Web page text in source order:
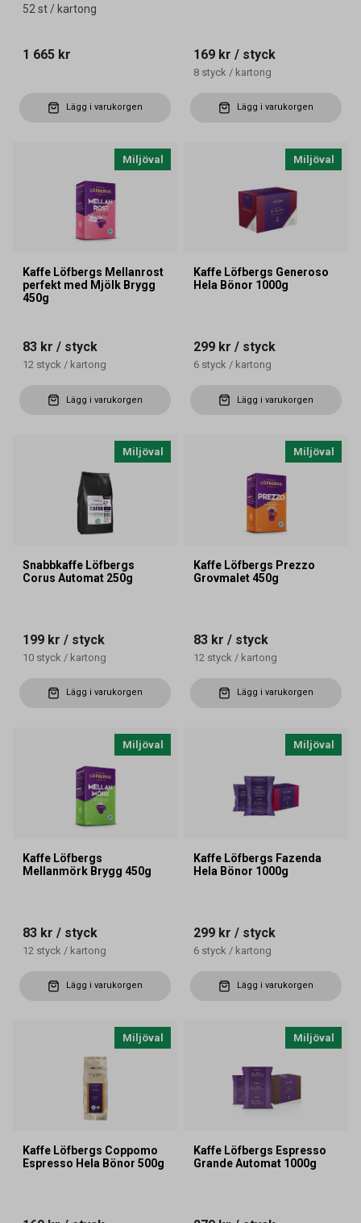
52 st / kartong
1 665 kr
Lägg i varukorgen
169 kr / styck
8 styck / kartong
Lägg i varukorgen
Miljöval
Kaffe Löfbergs Mellanrost
perfekt med Mjölk Brygg
450g
83 kr / styck
12 styck / kartong
Lägg i varukorgen
Miljöval
Kaffe Löfbergs Generoso
Hela Bönor 1000g
299 kr / styck
6 styck / kartong
Lägg i varukorgen
Miljöval
Snabbkaffe Löfbergs
Corus Automat 250g
199 kr / styck
10 styck / kartong
Lägg i varukorgen
Miljöval
Kaffe Löfbergs Prezzo
Grovmalet 450g
83 kr / styck
12 styck / kartong
Lägg i varukorgen
Miljöval
Kaffe Löfbergs
Mellanmörk Brygg 450g
83 kr / styck
12 styck / kartong
Lägg i varukorgen
Miljöval
Kaffe Löfbergs Fazenda
Hela Bönor 1000g
299 kr / styck
6 styck / kartong
Lägg i varukorgen
Miljöval
Kaffe Löfbergs Coppomo
Espresso Hela Bönor 500g
Miljöval
Kaffe Löfbergs Espresso
Grande Automat 1000g